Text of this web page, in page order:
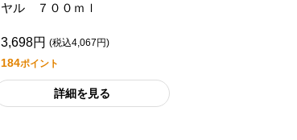
ヤル ７００ｍｌ
3,698円 (税込4,067円)
184ポイント
詳細を見る